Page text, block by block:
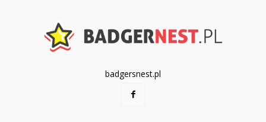
badgersnest.pl